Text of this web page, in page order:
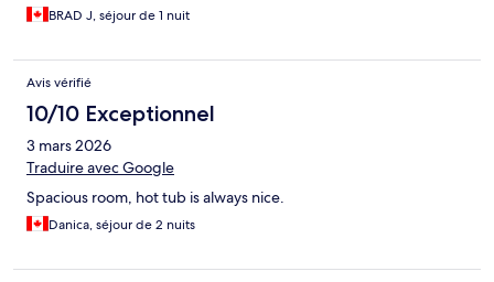
BRAD J, séjour de 1 nuit
Avis vérifié
10/10 Exceptionnel
3 mars 2026
Traduire avec Google
Spacious room, hot tub is always nice.
Danica, séjour de 2 nuits